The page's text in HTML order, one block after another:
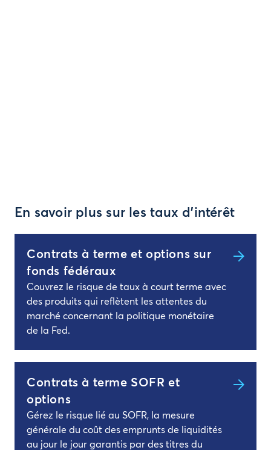
En savoir plus sur les taux d’intérêt
Contrats à terme et options sur
fonds fédéraux
Couvrez le risque de taux à court terme avec
des produits qui reflètent les attentes du
marché concernant la politique monétaire
de la Fed.
Contrats à terme SOFR et
options
Gérez le risque lié au SOFR, la mesure
générale du coût des emprunts de liquidités
au jour le jour garantis par des titres du